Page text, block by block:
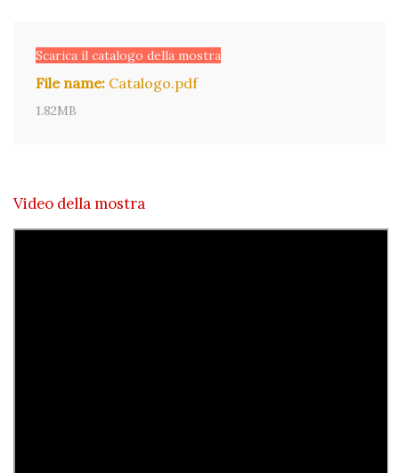
Scarica il catalogo della mostra
File name: Catalogo.pdf
1.82MB
Video della mostra